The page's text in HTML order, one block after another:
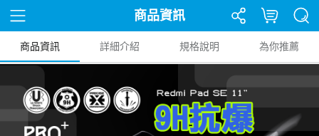
商品資訊
商品資訊 詳細介紹 規格說明 為你推薦